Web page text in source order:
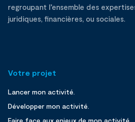
regroupant l’ensemble des
juridiques, financières, ou sociales.
Votre projet
Lancer mon activité.
Développer mon activité.